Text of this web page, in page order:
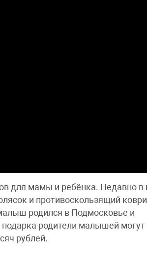
для мамы и ребёнка. Недавно в
и противоскользящий
родился в Подмосковье и
родители малышей могут
рублей.